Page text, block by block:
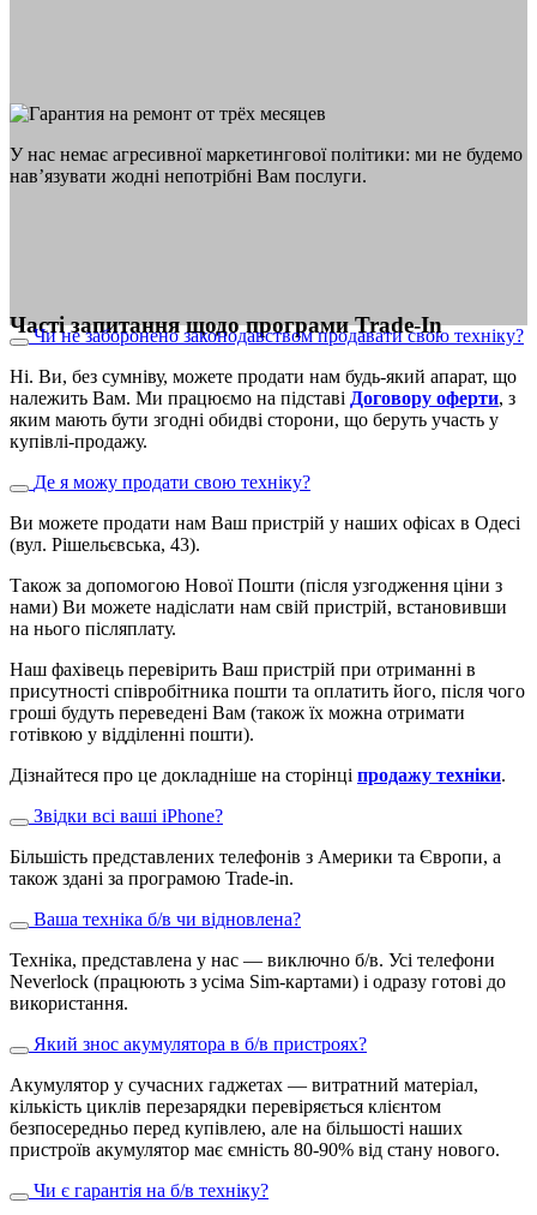
У нас немає агресивної маркетингової політики: ми не будемо
нав’язувати жодні непотрібні Вам послуги.
Часті запитання щодо програми Trade-In
Чи не заборонено законодавством продавати свою техніку?
Ні. Ви, без сумніву, можете продати нам будь-який апарат, що
належить Вам. Ми працюємо на підставі Договору оферти, з
яким мають бути згодні обидві сторони, що беруть участь у
купівлі-продажу.
Де я можу продати свою техніку?
Ви можете продати нам Ваш пристрій у наших офісах в Одесі
(вул. Рішельєвська, 43).
Також за допомогою Нової Пошти (після узгодження ціни з
нами) Ви можете надіслати нам свій пристрій, встановивши
на нього післяплату.
Наш фахівець перевірить Ваш пристрій при отриманні в
присутності співробітника пошти та оплатить його, після чого
гроші будуть переведені Вам (також їх можна отримати
готівкою у відділенні пошти).
Дізнайтеся про це докладніше на сторінці продажу техніки.
Звідки всі ваші iPhone?
Більшість представлених телефонів з Америки та Європи, а
також здані за програмою Trade-in.
Ваша техніка б/в чи відновлена?
Техніка, представлена у нас — виключно б/в. Усі телефони
Neverlock (працюють з усіма Sim-картами) і одразу готові до
використання.
Який знос акумулятора в б/в пристроях?
Акумулятор у сучасних гаджетах — витратний матеріал,
кількість циклів перезарядки перевіряється клієнтом
безпосередньо перед купівлею, але на більшості наших
пристроїв акумулятор має ємність 80-90% від стану нового.
Чи є гарантія на б/в техніку?